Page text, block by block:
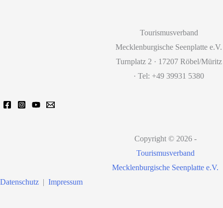
Tourismusverband
Mecklenburgische Seenplatte e.V.
Turnplatz 2 · 17207 Röbel/Müritz
· Tel: +49 39931 5380
Copyright © 2026 -
Tourismusverband
Mecklenburgische Seenplatte e.V.
Datenschutz | Impressum